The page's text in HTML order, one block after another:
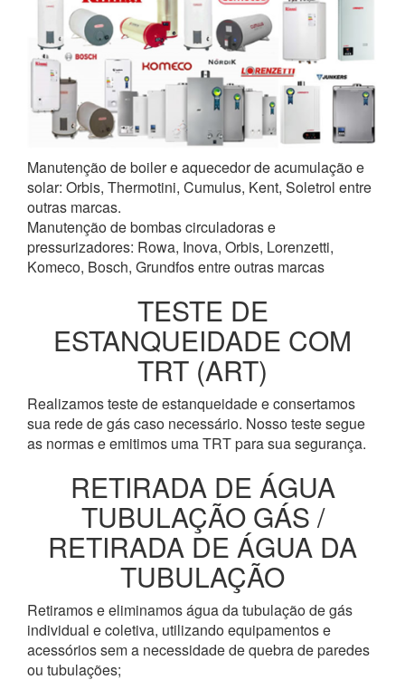
Manutenção de boiler e aquecedor de acumulação e
solar: Orbis, Thermotini, Cumulus, Kent, Soletrol entre
outras marcas.
Manutenção de bombas circuladoras e
pressurizadores: Rowa, Inova, Orbis, Lorenzetti,
Komeco, Bosch, Grundfos entre outras marcas
TESTE DE
ESTANQUEIDADE COM
TRT (ART)
Realizamos teste de estanqueidade e consertamos
sua rede de gás caso necessário. Nosso teste segue
as normas e emitimos uma TRT para sua segurança.
RETIRADA DE ÁGUA
TUBULAÇÃO GÁS /
RETIRADA DE ÁGUA DA
TUBULAÇÃO
Retiramos e eliminamos água da tubulação de gás
individual e coletiva, utilizando equipamentos e
acessórios sem a necessidade de quebra de paredes
ou tubulações;